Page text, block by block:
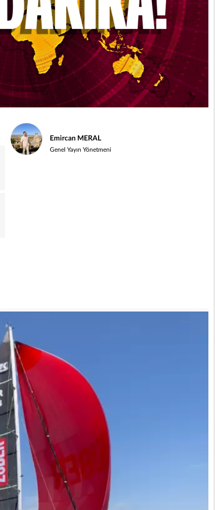
Emircan MERAL
Genel Yayın Yönetmeni